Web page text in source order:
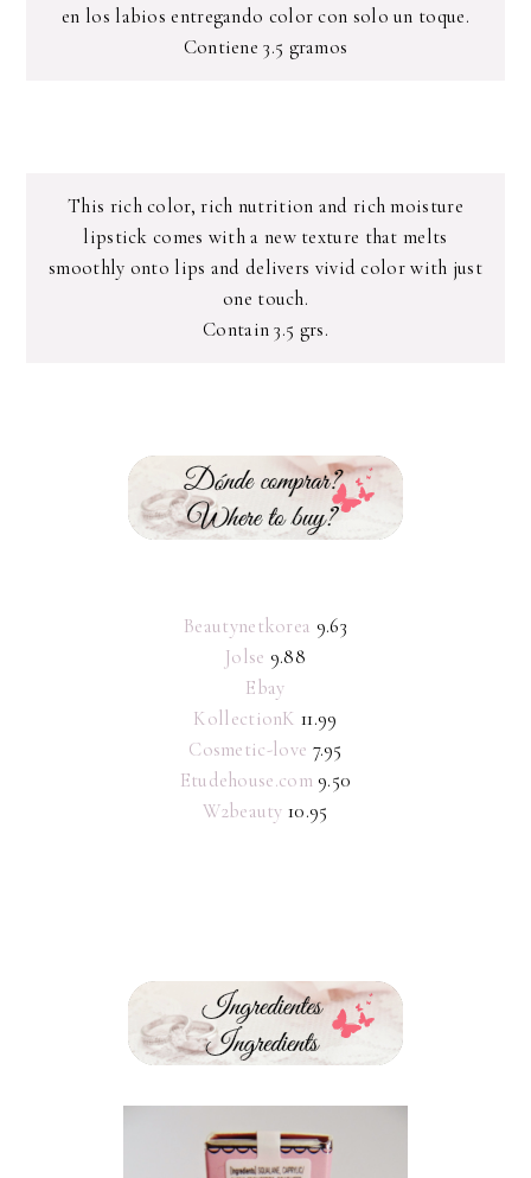
en los labios entregando color con solo un toque.
Contiene 3.5 gramos
This rich color, rich nutrition and rich moisture
lipstick comes with a new texture that melts
smoothly onto lips and delivers vivid color with just
one touch.
Contain 3.5 grs.
Beautynetkorea 9.63
Jolse 9.88
Ebay
KollectionK11.99
Cosmetic-love 7.95
Etudehouse.com 9.50
W2beauty10.95